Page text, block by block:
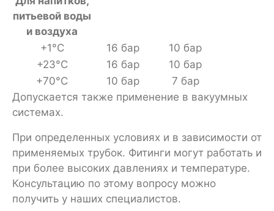
питьевой воды
и воздуха
+1°С
16 бар
10 бар
+23°С
16 бар
10 бар
+70°С
10 бар
7 бар
Допускается также применение в вакуумных
системах.
При определенных условиях и в зависимости от
применяемых трубок. Фитинги могут работать и
при более высоких давлениях и температуре.
Консультацию по этому вопросу можно
получить у наших специалистов.